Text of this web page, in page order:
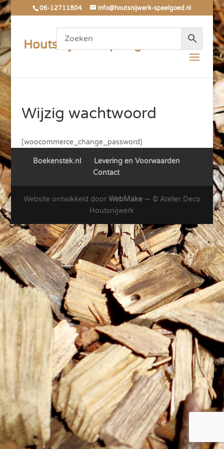
06-12711804 info@houtsnijwerk-speelgoed.nl
Houtsnijwerk Speelgoed
Wijzig wachtwoord
[woocommerce_change_password]
Boekenstek.nl
Levering en Voorwaarden
Contact
Website ontwikkeld door WebMake― © Atelier Deco
Houtsnijwerk